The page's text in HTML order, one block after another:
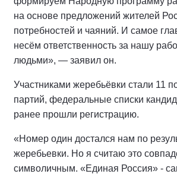
на основе предложений жителей
потребностей и чаяний. И самое
несём ответственность за нашу
людьми», — заявил он.
Участниками жеребьёвки стали 11
партий, федеральные списки
ранее прошли регистрацию.
«Номер один достался нам по
жеребьевки. Но я считаю это
символичным. «Единая Россия» -